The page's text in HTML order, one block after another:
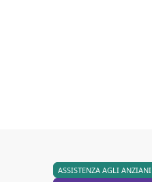
ASSISTENZA AGLI ANZIANI